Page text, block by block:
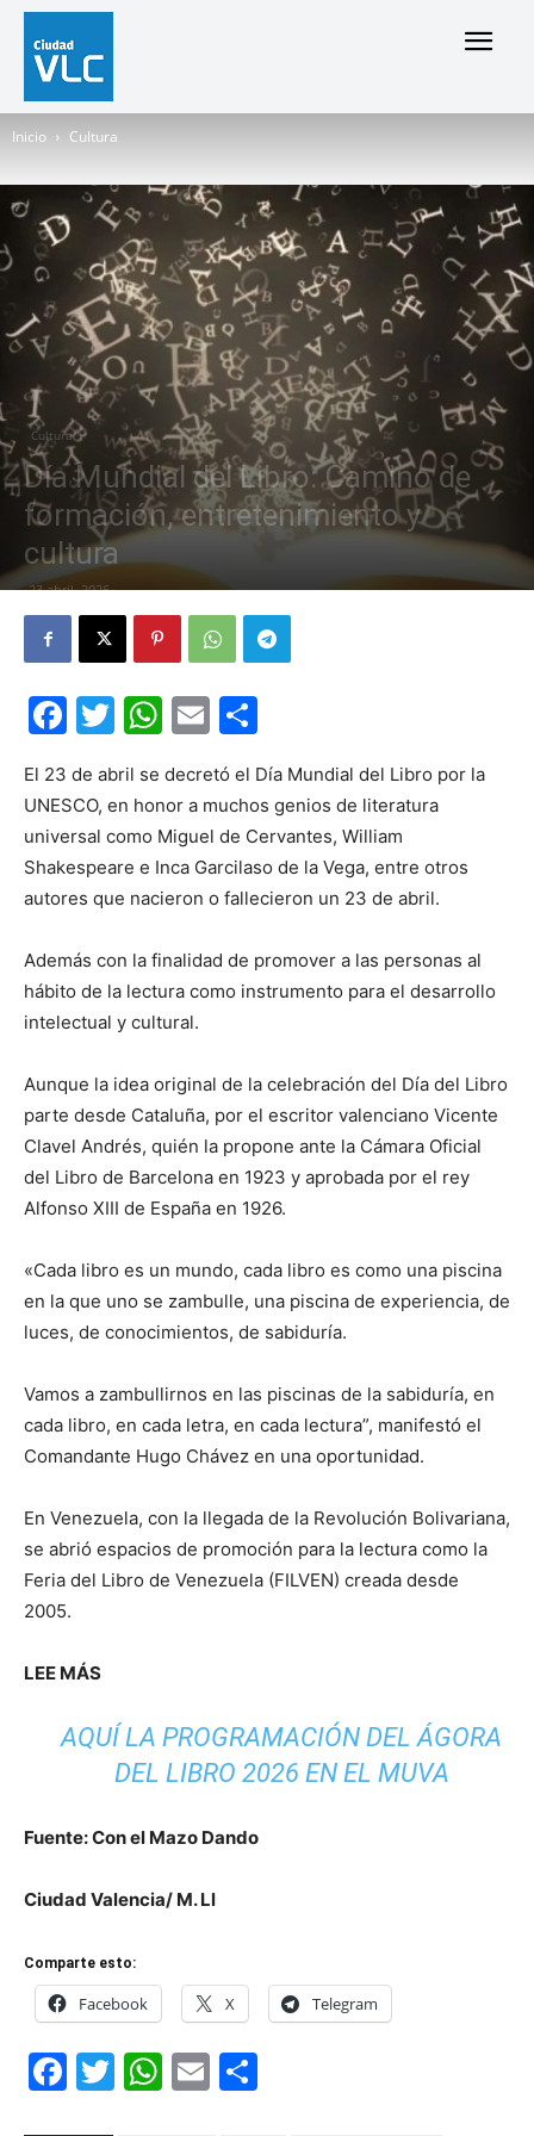
Inicio Cultura
Cultura
Día Mundial del Libro: Camino de
formación, entretenimiento y
cultura
23 abril, 2026
Facebook
Twitter
WhatsApp
Email
El 23 de abril se decretó el Día Mundial del Libro por la
UNESCO, en honor a muchos genios de literatura
universal como Miguel de Cervantes, William
Shakespeare e Inca Garcilaso de la Vega, entre otros
autores que nacieron o fallecieron un 23 de abril.
Además con la finalidad de promover a las personas al
hábito de la lectura como instrumento para el desarrollo
intelectual y cultural.
Aunque la idea original de la celebración del Día del Libro
parte desde Cataluña, por el escritor valenciano Vicente
Clavel Andrés, quién la propone ante la Cámara Oficial
del Libro de Barcelona en 1923 y aprobada por el rey
Alfonso XIII de España en 1926.
«Cada libro es un mundo, cada libro es como una piscina
en la que uno se zambulle, una piscina de experiencia, de
luces, de conocimientos, de sabiduría.
Vamos a zambullirnos en las piscinas de la sabiduría, en
cada libro, en cada letra, en cada lectura”, manifestó el
Comandante Hugo Chávez en una oportunidad.
En Venezuela, con la llegada de la Revolución Bolivariana,
se abrió espacios de promoción para la lectura como la
Feria del Libro de Venezuela (FILVEN) creada desde
2005.
LEE MÁS
AQUÍ LA PROGRAMACIÓN DEL ÁGORA
DEL LIBRO 2026 EN EL MUVA
Fuente: Con el Mazo Dando
Ciudad Valencia/ M. Ll
Comparte esto:
Facebook X Telegram
Facebook
Twitter
WhatsApp
Email